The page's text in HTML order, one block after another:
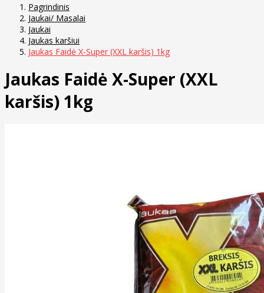
Pagrindinis
Jaukai/ Masalai
Jaukai
Jaukas karšiui
Jaukas Faidė X-Super (XXL karšis) 1kg
Jaukas Faidė X-Super (XXL
karšis) 1kg